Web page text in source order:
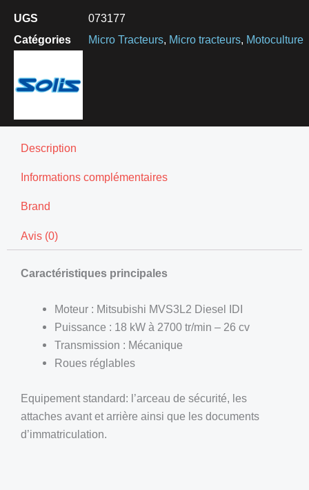
UGS
073177
Catégories
Micro Tracteurs, Micro tracteurs, Motoculture
Description
Informations complémentaires
Brand
Avis (0)
Caractéristiques principales
Moteur : Mitsubishi MVS3L2 Diesel IDI
Puissance : 18 kW à 2700 tr/min – 26 cv
Transmission : Mécanique
Roues réglables
Equipement standard: l’arceau de sécurité, les
attaches avant et arrière ainsi que les documents
d’immatriculation.